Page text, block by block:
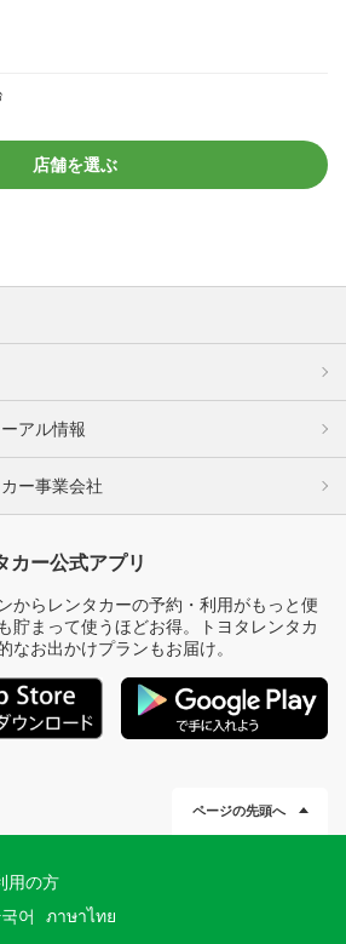
店舗を選ぶ
アル情報
ー事業会社
カー公式アプリ
からレンタカーの予約・利用がもっと便
貯まって使うほどお得。トヨタレンタカ
なお出かけプランもお届け。
ページの先頭へ
用の方
어 ภาษาไทย